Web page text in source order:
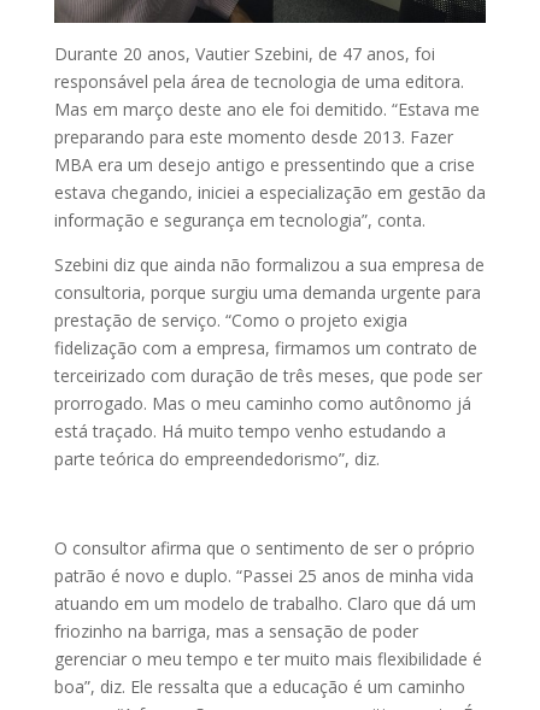
Durante 20 anos, Vautier Szebini, de 47 anos, foi
responsável pela área de tecnologia de uma editora.
Mas em março deste ano ele foi demitido. “Estava me
preparando para este momento desde 2013. Fazer
MBA era um desejo antigo e pressentindo que a crise
estava chegando, iniciei a especialização em gestão da
informação e segurança em tecnologia”, conta.
Szebini diz que ainda não formalizou a sua empresa de
consultoria, porque surgiu uma demanda urgente para
prestação de serviço. “Como o projeto exigia
fidelização com a empresa, firmamos um contrato de
terceirizado com duração de três meses, que pode ser
prorrogado. Mas o meu caminho como autônomo já
está traçado. Há muito tempo venho estudando a
parte teórica do empreendedorismo”, diz.
O consultor afirma que o sentimento de ser o próprio
patrão é novo e duplo. “Passei 25 anos de minha vida
atuando em um modelo de trabalho. Claro que dá um
friozinho na barriga, mas a sensação de poder
gerenciar o meu tempo e ter muito mais flexibilidade é
boa”, diz. Ele ressalta que a educação é um caminho